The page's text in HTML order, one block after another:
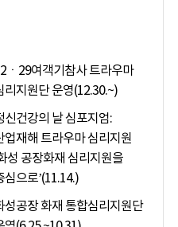
ㆍ29여객기참사 트라우마
리지원단 운영(12.30.~)
신건강의 날 심포지엄:
업재해 트라우마 심리지원
성 공장화재 심리지원을
심으로’(11.14.)
성공장 화재 통합심리지원단